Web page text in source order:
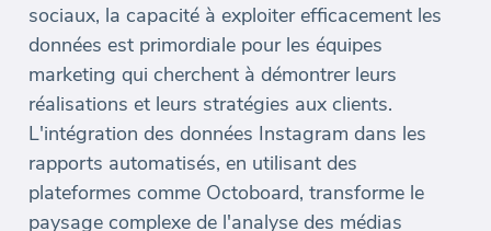
sociaux, la capacité à exploiter efficacement les
données est primordiale pour les équipes
marketing qui cherchent à démontrer leurs
réalisations et leurs stratégies aux clients.
L'intégration des données Instagram dans les
rapports automatisés, en utilisant des
plateformes comme Octoboard, transforme le
paysage complexe de l'analyse des médias